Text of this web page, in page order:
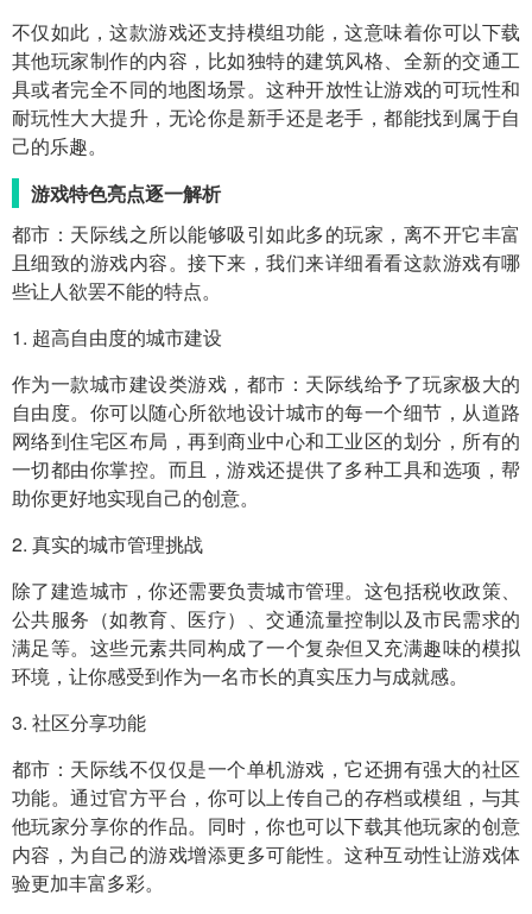
不仅如此，这款游戏还支持模组功能，这意味着你可以下载
其他玩家制作的内容，比如独特的建筑风格、全新的交通工
具或者完全不同的地图场景。这种开放性让游戏的可玩性和
耐玩性大大提升，无论你是新手还是老手，都能找到属于自
己的乐趣。
游戏特色亮点逐一解析
都市：天际线之所以能够吸引如此多的玩家，离不开它丰富
且细致的游戏内容。接下来，我们来详细看看这款游戏有哪
些让人欲罢不能的特点。
1. 超高自由度的城市建设
作为一款城市建设类游戏，都市：天际线给予了玩家极大的
自由度。你可以随心所欲地设计城市的每一个细节，从道路
网络到住宅区布局，再到商业中心和工业区的划分，所有的
一切都由你掌控。而且，游戏还提供了多种工具和选项，帮
助你更好地实现自己的创意。
2. 真实的城市管理挑战
除了建造城市，你还需要负责城市管理。这包括税收政策、
公共服务（如教育、医疗）、交通流量控制以及市民需求的
满足等。这些元素共同构成了一个复杂但又充满趣味的模拟
环境，让你感受到作为一名市长的真实压力与成就感。
3. 社区分享功能
都市：天际线不仅仅是一个单机游戏，它还拥有强大的社区
功能。通过官方平台，你可以上传自己的存档或模组，与其
他玩家分享你的作品。同时，你也可以下载其他玩家的创意
内容，为自己的游戏增添更多可能性。这种互动性让游戏体
验更加丰富多彩。